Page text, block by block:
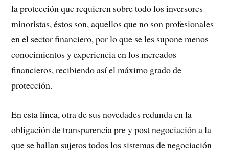
la protección que requieren sobre todo los inversores
minoristas, éstos son, aquellos que no son profesionales
en el sector financiero, por lo que se les supone menos
conocimientos y experiencia en los mercados
financieros, recibiendo así el máximo grado de
protección.
En esta línea, otra de sus novedades redunda en la
obligación de transparencia pre y post negociación a la
que se hallan sujetos todos los sistemas de negociación